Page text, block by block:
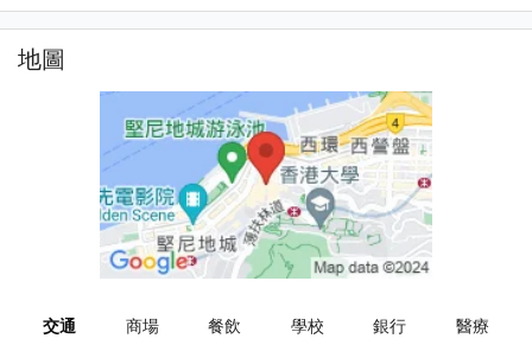
地圖
交通 商場 餐飲 學校 銀行 醫療